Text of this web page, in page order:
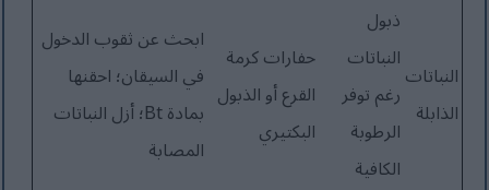
النباتات
الذابلة
ذبول
النباتات
رغم توفر
الرطوبة
الكافية
حفارات كرمة
القرع أو الذبول
البكتيري
ابحث عن ثقوب الدخول
في السيقان؛ احقنها
بمادة Bt؛ أزل النباتات
المصابة